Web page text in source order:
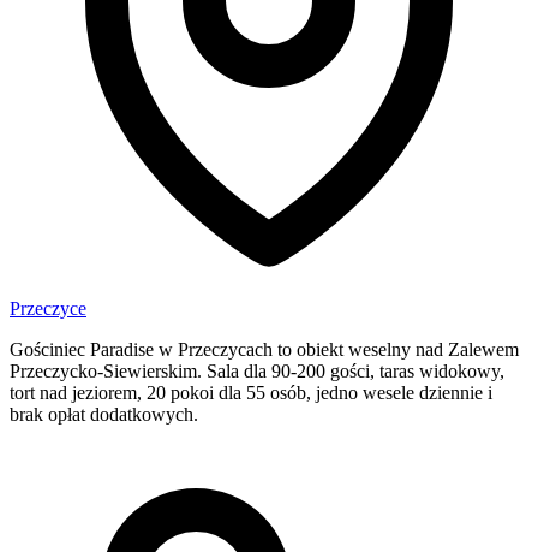
Przeczyce
Gościniec Paradise w Przeczycach to obiekt weselny nad Zalewem
Przeczycko-Siewierskim. Sala dla 90-200 gości, taras widokowy,
tort nad jeziorem, 20 pokoi dla 55 osób, jedno wesele dziennie i
brak opłat dodatkowych.